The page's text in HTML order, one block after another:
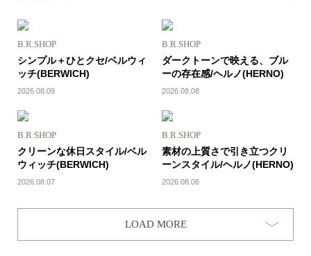
B.R.SHOP
シンプル＋ひとクセ/ベルウィ
ッチ(BERWICH)
2026.08.09
B.R.SHOP
ダークトーンで映える、ブル
ーの存在感/ヘルノ(HERNO)
2026.08.08
B.R.SHOP
クリーンな休日スタイル/ベル
ウィッチ(BERWICH)
2026.08.07
B.R.SHOP
素材の上質さで引き立つクリ
ーンスタイル/ヘルノ(HERNO)
2026.08.06
LOAD MORE